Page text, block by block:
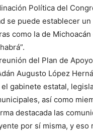
Política del
se puede establecer
como la de Michoacán
del Plan de
Augusto López
gabinete estatal,
así como
destacada las
por sí misma, y eso